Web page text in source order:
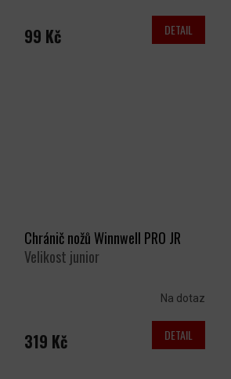
99 Kč DETAIL
Chránič nožů Winnwell PRO JR
Velikost junior
Na dotaz
319 Kč DETAIL